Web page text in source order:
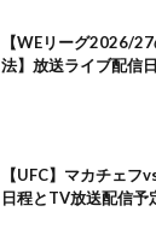
【WEリーグ2026/
法】放送ライブ配信
【UFC】マカチェフ
日程とTV放送配信予